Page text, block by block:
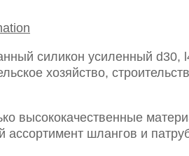
силикон усиленный d30,
хозяйство,
высококачественные
ассортимент шлангов и